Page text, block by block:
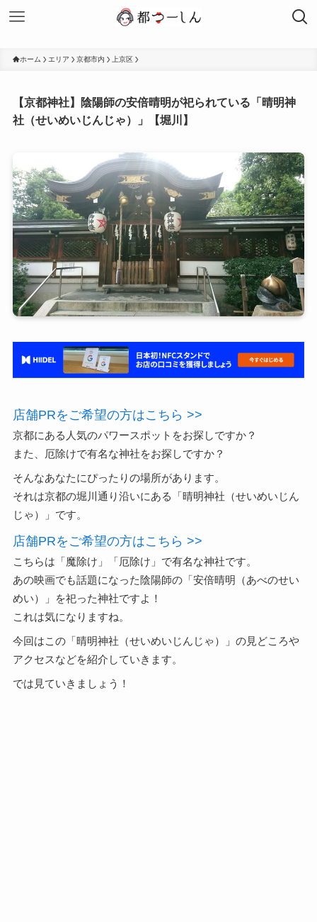
ホーム エリア 京都市内 上京区
【京都神社】陰陽師の安倍晴明が祀られている「晴明神
社（せいめいじんじゃ）」【堀川】
店舗PRをご希望の方はこちら >>
京都にある人気のパワースポットをお探しですか？
また、厄除けで有名な神社をお探しですか？
そんなあなたにぴったりの場所があります。
それは京都の堀川通り沿いにある「晴明神社（せいめいじん
じゃ）」です。
店舗PRをご希望の方はこちら >>
こちらは「魔除け」「厄除け」で有名な神社です。
あの映画でも話題になった陰陽師の「安倍晴明（あべのせい
めい）」を祀った神社ですよ！
これは気になりますね。
今回はこの「晴明神社（せいめいじんじゃ）」の見どころや
アクセスなどを紹介していきます。
では見ていきましょう！